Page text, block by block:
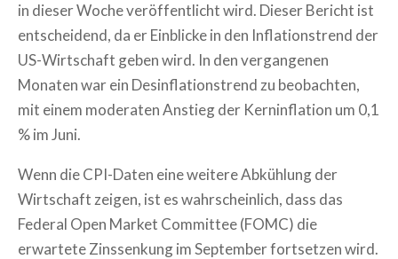
in dieser Woche veröffentlicht wird. Dieser Bericht ist
entscheidend, da er Einblicke in den Inflationstrend der
US-Wirtschaft geben wird. In den vergangenen
Monaten war ein Desinflationstrend zu beobachten,
mit einem moderaten Anstieg der Kerninflation um 0,1
% im Juni.
Wenn die CPI-Daten eine weitere Abkühlung der
Wirtschaft zeigen, ist es wahrscheinlich, dass das
Federal Open Market Committee (FOMC) die
erwartete Zinssenkung im September fortsetzen wird.